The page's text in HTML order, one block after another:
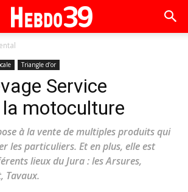
Triangle d’or
Service
motoculture
à la vente de multiples produits qui
les particuliers. Et en plus, elle est
lieux du Jura : les Arsures,
Tavaux.